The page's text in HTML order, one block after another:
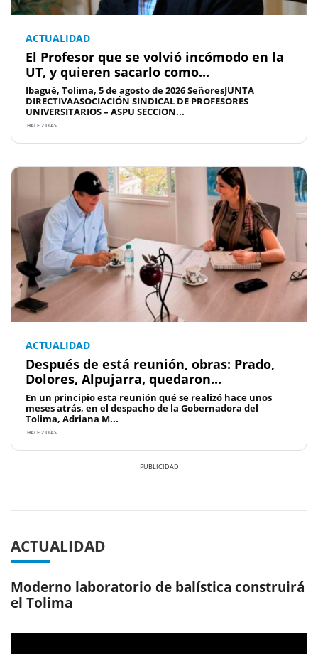
ACTUALIDAD
El Profesor que se volvió incómodo en la
UT, y quieren sacarlo como...
Ibagué, Tolima, 5 de agosto de 2026 SeñoresJUNTA
DIRECTIVAASOCIACIÓN SINDICAL DE PROFESORES
UNIVERSITARIOS – ASPU SECCION...
HACE 2 DÍAS
ACTUALIDAD
Después de está reunión, obras: Prado,
Dolores, Alpujarra, quedaron...
En un principio esta reunión qué se realizó hace unos
meses atrás, en el despacho de la Gobernadora del
Tolima, Adriana M...
HACE 2 DÍAS
ACTUALIDAD
Moderno laboratorio de balística construirá
el Tolima